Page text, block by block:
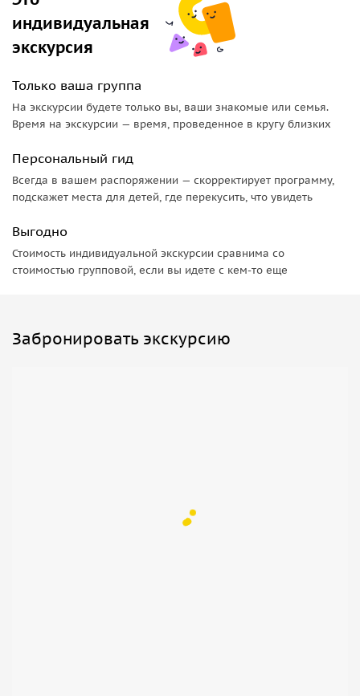
индивидуальная
экскурсия
Только ваша группа
На экскурсии будете только вы, ваши знакомые или семья.
Время на экскурсии — время, проведенное в кругу близких
Персональный гид
Всегда в вашем распоряжении — скорректирует программу,
подскажет места для детей, где перекусить, что увидеть
Выгодно
Стоимость индивидуальной экскурсии сравнима со
стоимостью групповой, если вы идете с кем-то еще
Забронировать экскурсию